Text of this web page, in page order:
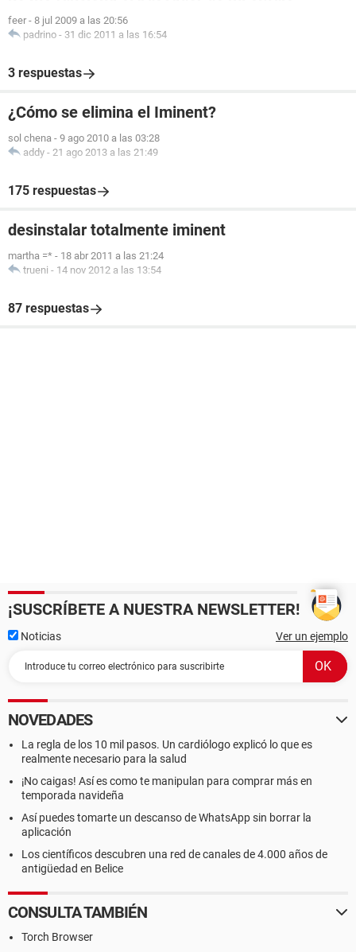
feer - 8 jul 2009 a las 20:56
padrino - 31 dic 2011 a las 16:54
3 respuestas
¿Cómo se elimina el Iminent?
sol chena - 9 ago 2010 a las 03:28
addy - 21 ago 2013 a las 21:49
175 respuestas
desinstalar totalmente iminent
martha =* - 18 abr 2011 a las 21:24
trueni - 14 nov 2012 a las 13:54
87 respuestas
¡SUSCRÍBETE A NUESTRA NEWSLETTER!
Noticias Ver un ejemplo
NOVEDADES
La regla de los 10 mil pasos. Un cardiólogo explicó lo que es
realmente necesario para la salud
¡No caigas! Así es como te manipulan para comprar más en
temporada navideña
Así puedes tomarte un descanso de WhatsApp sin borrar la
aplicación
Los científicos descubren una red de canales de 4.000 años de
antigüedad en Belice
CONSULTA TAMBIÉN
Torch Browser